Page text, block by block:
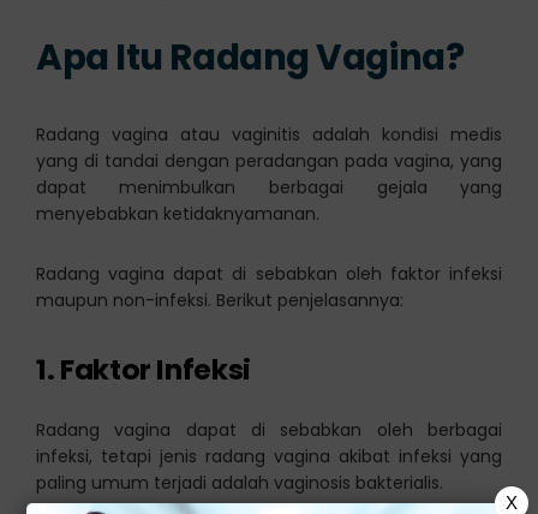
Apa Itu Radang Vagina?
Radang vagina atau vaginitis adalah kondisi medis
yang di tandai dengan peradangan pada vagina, yang
dapat menimbulkan berbagai gejala yang
menyebabkan ketidaknyamanan.
Radang vagina dapat di sebabkan oleh faktor infeksi
maupun non-infeksi. Berikut penjelasannya:
1. Faktor Infeksi
Radang vagina dapat di sebabkan oleh berbagai
infeksi, tetapi jenis radang vagina akibat infeksi yang
paling umum terjadi adalah vaginosis bakterialis.
X